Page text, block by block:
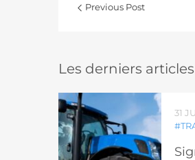
Previous Post
Les derniers articles
31